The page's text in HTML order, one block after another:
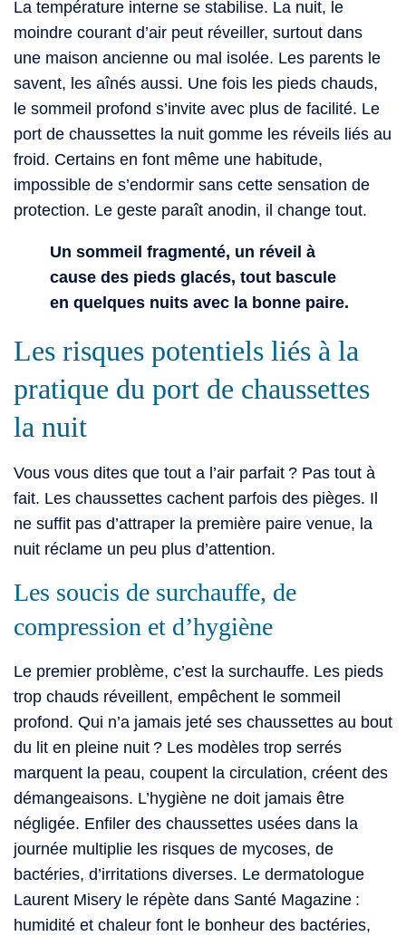
La température interne se stabilise. La nuit, le
moindre courant d’air peut réveiller, surtout dans
une maison ancienne ou mal isolée. Les parents le
savent, les aînés aussi. Une fois les pieds chauds,
le sommeil profond s’invite avec plus de facilité. Le
port de chaussettes la nuit gomme les réveils liés au
froid. Certains en font même une habitude,
impossible de s’endormir sans cette sensation de
protection. Le geste paraît anodin, il change tout.
Un sommeil fragmenté, un réveil à
cause des pieds glacés, tout bascule
en quelques nuits avec la bonne paire.
Les risques potentiels liés à la
pratique du port de chaussettes
la nuit
Vous vous dites que tout a l’air parfait ? Pas tout à
fait. Les chaussettes cachent parfois des pièges. Il
ne suffit pas d’attraper la première paire venue, la
nuit réclame un peu plus d’attention.
Les soucis de surchauffe, de
compression et d’hygiène
Le premier problème, c’est la surchauffe. Les pieds
trop chauds réveillent, empêchent le sommeil
profond. Qui n’a jamais jeté ses chaussettes au bout
du lit en pleine nuit ? Les modèles trop serrés
marquent la peau, coupent la circulation, créent des
démangeaisons. L’hygiène ne doit jamais être
négligée. Enfiler des chaussettes usées dans la
journée multiplie les risques de mycoses, de
bactéries, d’irritations diverses. Le dermatologue
Laurent Misery le répète dans Santé Magazine :
humidité et chaleur font le bonheur des bactéries,